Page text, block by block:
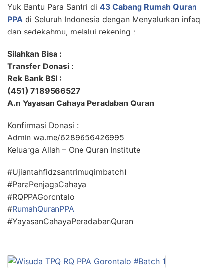
Yuk Bantu Para Santri di 43 Cabang Rumah Quran
PPA di Seluruh Indonesia dengan Menyalurkan infaq
dan sedekahmu, melalui rekening :
Silahkan Bisa :
Transfer Donasi :
Rek Bank BSI :
(451) 7189566527
A.n Yayasan Cahaya Peradaban Quran
Konfirmasi Donasi :
Admin wa.me/6289656426995
Keluarga Allah – One Quran Institute
#Ujiantahfidzsantrimuqimbatch1
#ParaPenjagaCahaya
#RQPPAGorontalo
#RumahQuranPPA
#YayasanCahayaPeradabanQuran